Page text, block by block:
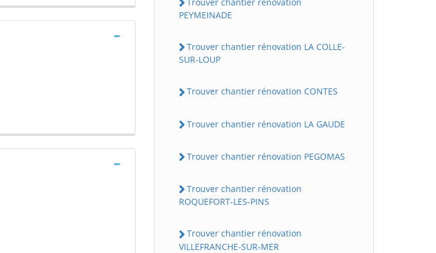
PEYMEINADE
Trouver chantier rénovation LA COLLE-
SUR-LOUP
Trouver chantier rénovation CONTES
Trouver chantier rénovation LA GAUDE
Trouver chantier rénovation PEGOMAS
Trouver chantier rénovation
ROQUEFORT-LES-PINS
Trouver chantier rénovation
VILLEFRANCHE-SUR-MER